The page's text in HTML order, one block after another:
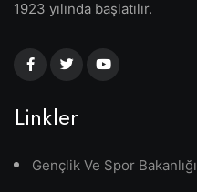
1923 yılında başlatılır.
Linkler
Gençlik Ve Spor Bakanlığı